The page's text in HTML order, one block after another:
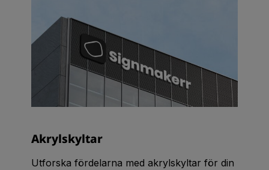
Akrylskyltar
Utforska fördelarna med akrylskyltar för din